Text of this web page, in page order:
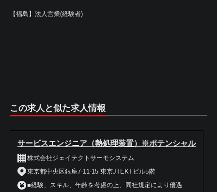
【福島】法人営業(経験者)
この求人と似た求人情報
サービスエンジニア（熱処理装置）※ポテンシャル
株式会社ジェイテクトサーモシステム
東京都中央区銀座7-11-15 東京JTEKTビル5階
■経験、スキル、年齢を考慮の上、同社規定により優遇